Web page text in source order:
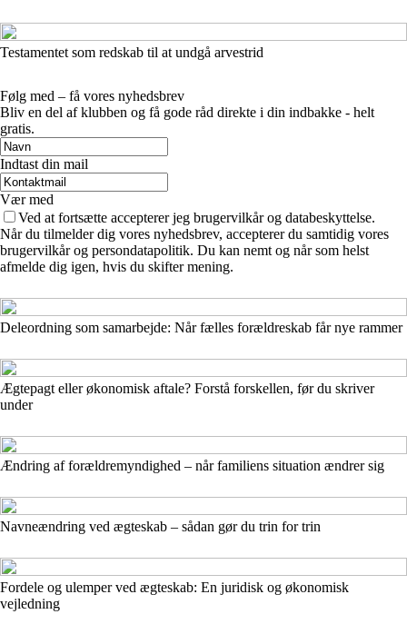
Testamentet som redskab til at undgå arvestrid
Følg med – få vores nyhedsbrev
Bliv en del af klubben og få gode råd direkte i din indbakke - helt
gratis.
Indtast din mail
Vær med
Ved at fortsætte accepterer jeg brugervilkår og databeskyttelse.
Når du tilmelder dig vores nyhedsbrev, accepterer du samtidig vores
brugervilkår og persondatapolitik. Du kan nemt og når som helst
afmelde dig igen, hvis du skifter mening.
Deleordning som samarbejde: Når fælles forældreskab får nye rammer
Ægtepagt eller økonomisk aftale? Forstå forskellen, før du skriver
under
Ændring af forældremyndighed – når familiens situation ændrer sig
Navneændring ved ægteskab – sådan gør du trin for trin
Fordele og ulemper ved ægteskab: En juridisk og økonomisk
vejledning